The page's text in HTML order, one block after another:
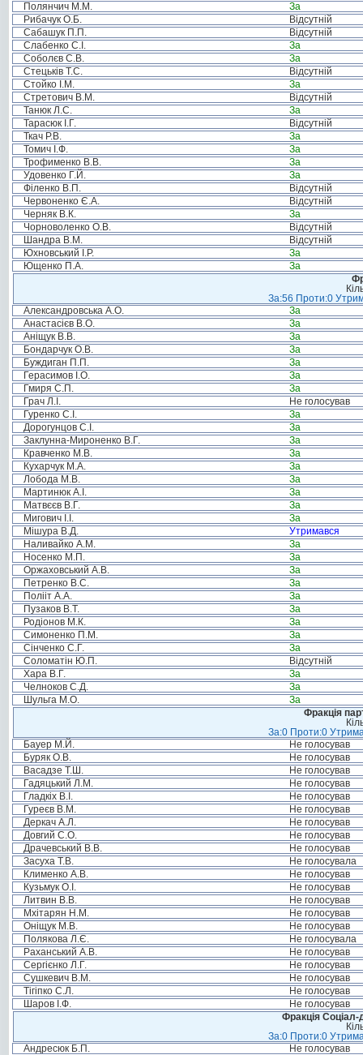
Полянчич М.М.
За
Рибачук О.Б.
Відсутній
Сабашук П.П.
Відсутній
Слабенко С.І.
За
Соболєв С.В.
За
Стецьків Т.С.
Відсутній
Стойко І.М.
За
Стретович В.М.
Відсутній
Танюк Л.С.
За
Тарасюк І.Г.
Відсутній
Ткач Р.В.
За
Томич І.Ф.
За
Трофименко В.В.
За
Удовенко Г.Й.
За
Філенко В.П.
Відсутній
Червоненко Є.А.
Відсутній
Черняк В.К.
За
Чорноволенко О.В.
Відсутній
Шандра В.М.
Відсутній
Юхновський І.Р.
За
Ющенко П.А.
За
За:56 Проти:0
Александровська А.О.
За
Анастасієв В.О.
За
Аніщук В.В.
За
Бондарчук О.В.
За
Буждиган П.П.
За
Герасимов І.О.
За
Гмиря С.П.
За
Грач Л.І.
Не голосував
Гуренко С.І.
За
Дорогунцов С.І.
За
Заклунна-Мироненко В.Г.
За
Кравченко М.В.
За
Кухарчук М.А.
За
Лобода М.В.
За
Мартинюк А.І.
За
Матвєєв В.Г.
За
Мигович І.І.
За
Мішура В.Д.
Утримався
Наливайко А.М.
За
Носенко М.П.
За
Оржаховський А.В.
За
Петренко В.С.
За
Полііт А.А.
За
Пузаков В.Т.
За
Родіонов М.К.
За
Симоненко П.М.
За
Сінченко С.Г.
За
Соломатін Ю.П.
Відсутній
Хара В.Г.
За
Челноков С.Д.
За
Шульга М.О.
За
Фракція
За:0 Проти:0
Бауер М.Й.
Не голосував
Буряк О.В.
Не голосував
Васадзе Т.Ш.
Не голосував
Гадяцький Л.М.
Не голосував
Гладкіх В.І.
Не голосував
Гуреєв В.М.
Не голосував
Деркач А.Л.
Не голосував
Довгий С.О.
Не голосував
Драчевський В.В.
Не голосував
Засуха Т.В.
Не голосувала
Клименко А.В.
Не голосував
Кузьмук О.І.
Не голосував
Литвин В.В.
Не голосував
Мхітарян Н.М.
Не голосував
Оніщук М.В.
Не голосував
Полякова Л.Є.
Не голосувала
Раханський А.В.
Не голосував
Сергієнко Л.Г.
Не голосував
Сушкевич В.М.
Не голосував
Тігіпко С.Л.
Не голосував
Шаров І.Ф.
Не голосував
Фракція Соціал-
За:0 Проти:0
Андресюк Б.П.
Не голосував